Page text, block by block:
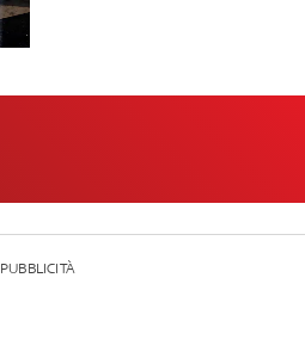
PUBBLICITÀ